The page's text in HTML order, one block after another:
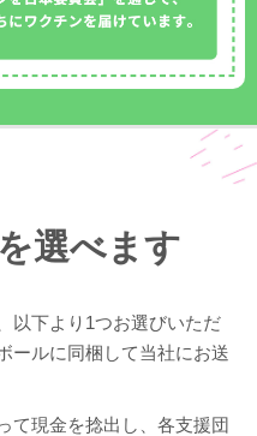
選べます
以下より1つお選びいただ
ールに同梱して当社にお送
て現金を捻出し、各支援団